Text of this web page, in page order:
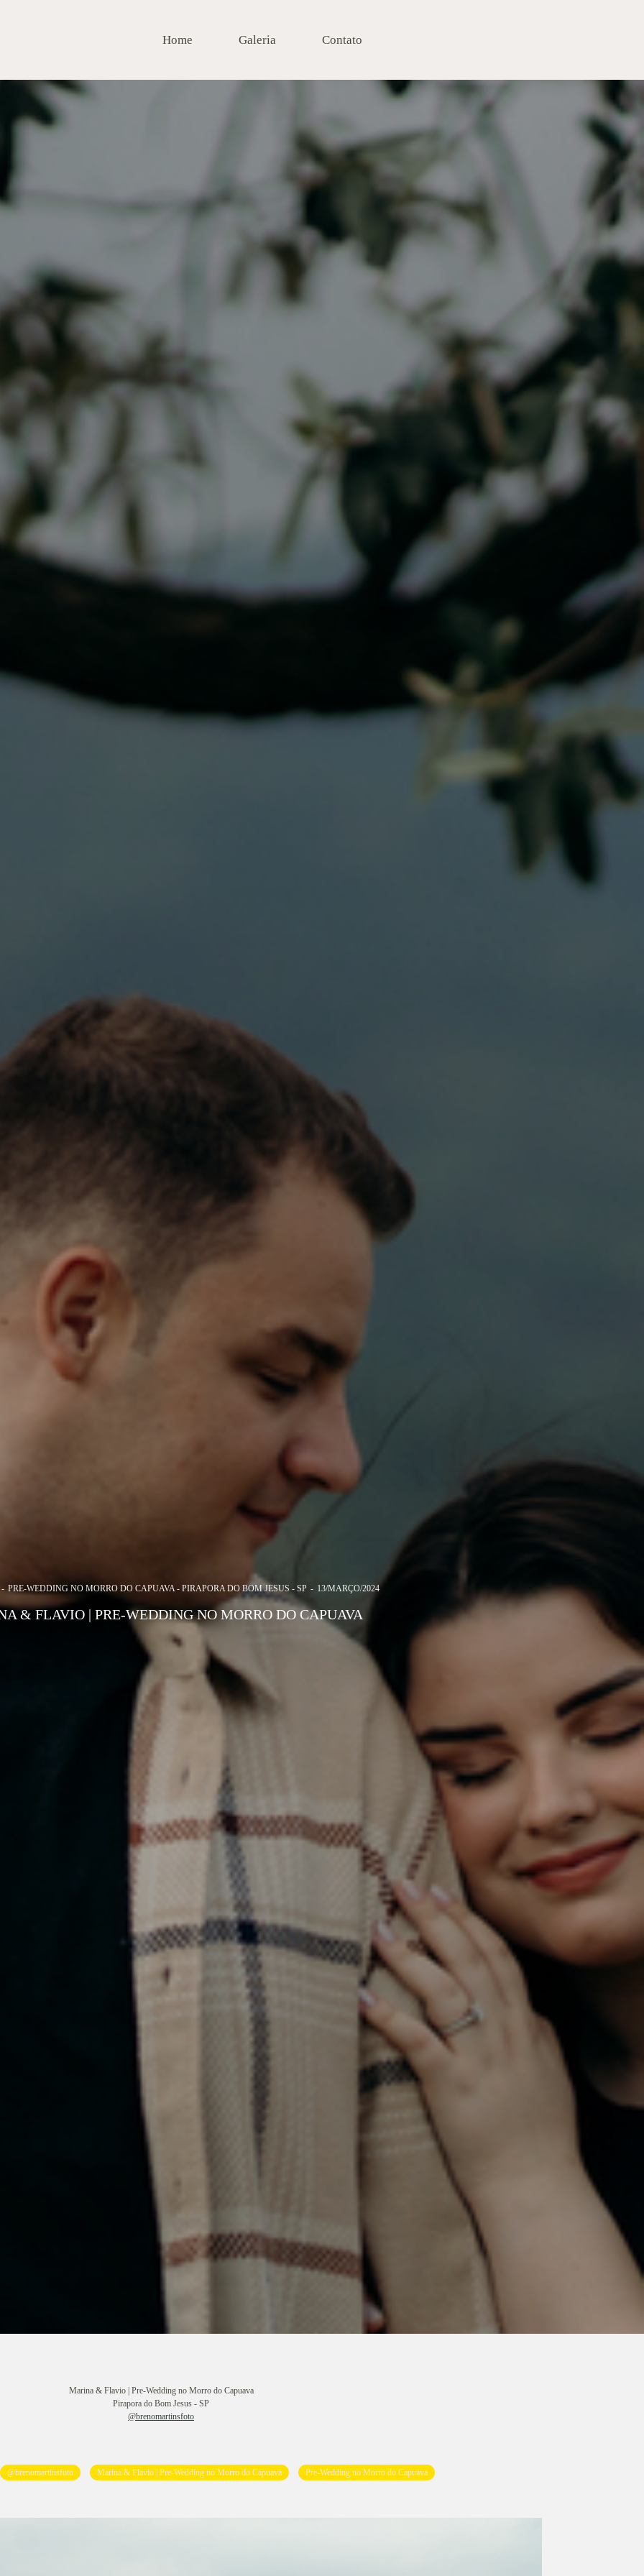
Home Galeria Contato
PRE-WEDDING NO MORRO DO CAPUAVA - PIRAPORA DO BOM JESUS - SP 13/MARÇO/2024
& FLAVIO | PRE-WEDDING NO MORRO DO CAPUAVA
Marina & Flavio | Pre-Wedding no Morro do Capuava
Pirapora do Bom Jesus - SP
@brenomartinsfoto
@brenomartinsfoto Marina & Flavio | Pre-Wedding no Morro do Capuava Pre-Wedding no Morro do Capuava